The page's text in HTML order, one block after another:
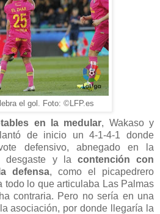
el gol. Foto: ©LFP.es
en la medular, Wakaso y
de inicio un 4-1-4-1 donde
defensivo, abnegado en la
desgaste y la contención con
defensa, como el picapedrero
todo lo que articulaba Las Palmas
contraria. Pero no sería en una
asociación, por donde llegaría la